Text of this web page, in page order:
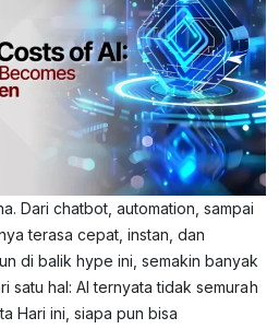
Dari chatbot, automation, sampai
terasa cepat, instan, dan
di balik hype ini, semakin banyak
satu hal: AI ternyata tidak semurah
Hari ini, siapa pun bisa